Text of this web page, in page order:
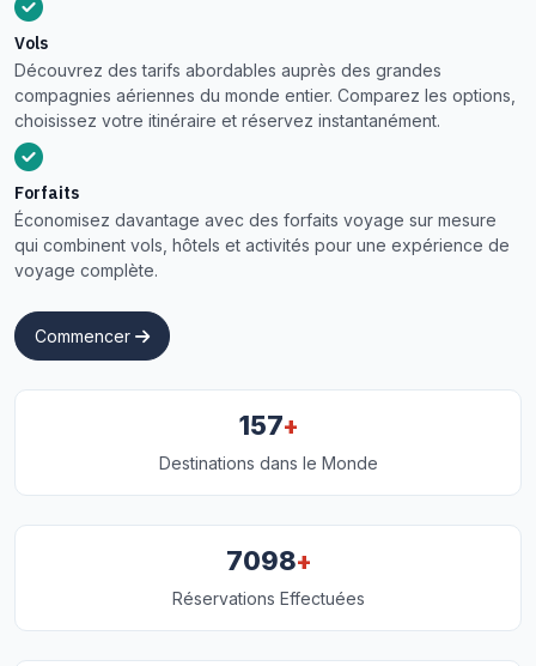
Vols
Découvrez des tarifs abordables auprès des grandes
compagnies aériennes du monde entier. Comparez les options,
choisissez votre itinéraire et réservez instantanément.
Forfaits
Économisez davantage avec des forfaits voyage sur mesure
qui combinent vols, hôtels et activités pour une expérience de
voyage complète.
Commencer
157+
Destinations dans le Monde
7098+
Réservations Effectuées